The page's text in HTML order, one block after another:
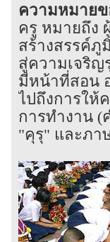
ความหมายข
ครู หมายถึง
สร้างสรรค์
สู่ความเจริญ
มีหน้าที่สอน
ไปถึงการให้
การทำงาน
"คุรุ" และภา